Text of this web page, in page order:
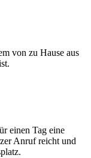
von zu Hause aus
einen Tag eine
Anruf reicht und